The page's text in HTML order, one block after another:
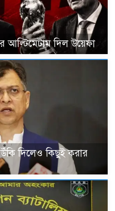
আল্টিমেটাম দিল উয়েফা
দিলেও কিছুই করার